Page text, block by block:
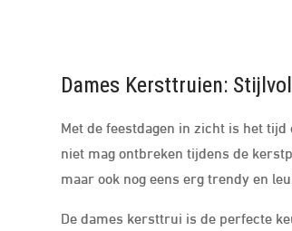
Dames Kersttruien:
Met de feestdagen in zicht is het
niet mag ontbreken tijdens de
maar ook nog eens erg trendy en
De dames kersttrui is de perfecte